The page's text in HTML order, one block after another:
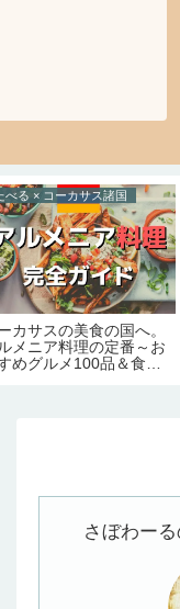
カサス諸国
美食の国へ。
理の定番～お
100品＆食文
とら
ジョー
は？観
解説
さぼわー